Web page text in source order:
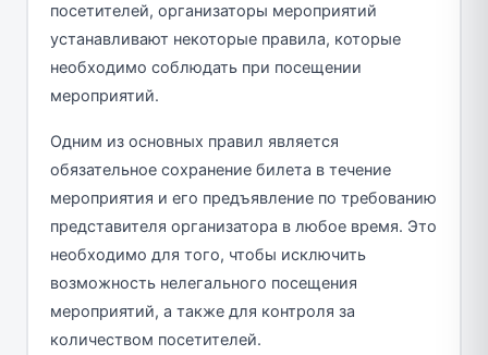
посетителей, организаторы мероприятий
устанавливают некоторые правила, которые
необходимо соблюдать при посещении
мероприятий.
Одним из основных правил является
обязательное сохранение билета в течение
мероприятия и его предъявление по требованию
представителя организатора в любое время. Это
необходимо для того, чтобы исключить
возможность нелегального посещения
мероприятий, а также для контроля за
количеством посетителей.